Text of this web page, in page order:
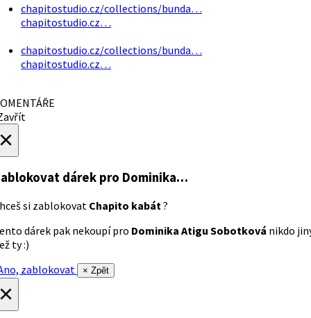
chapitostudio.cz/collections/bunda…
chapitostudio.cz…
chapitostudio.cz/collections/bunda…
chapitostudio.cz…
dárek pro Dominika…
si zablokovat Chapito kabát ?
dárek pak nekoupí pro Dominika Atigu Sobotková nikdo
ty :)
zablokovat
× Zpět